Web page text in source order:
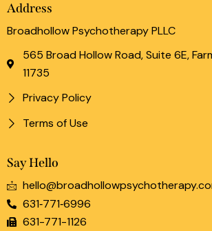
Address
Broadhollow Psychotherapy PLLC
565 Broad Hollow Road, Suite 6E,
11735
Privacy Policy
Terms of Use
Say Hello
631‑771‑6996
631-771-1126